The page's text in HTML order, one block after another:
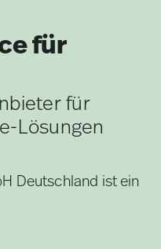
für
für
Lösungen
Deutschland ist ein